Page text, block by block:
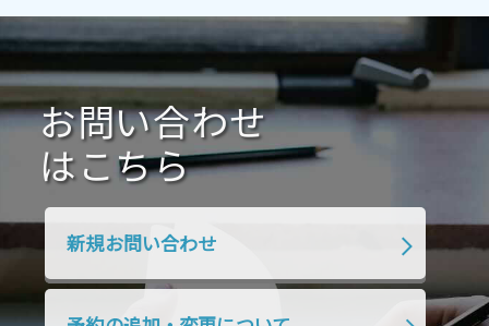
2021年1月 2020年12月 2020年11月
2020年10月 2020年9月 2020年8月
2020年7月 2020年6月 2020年5月
2020年4月 2020年3月 2020年2月
2019年9月
2019年4月
お問い合わせ
はこちら
新規お問い合わせ